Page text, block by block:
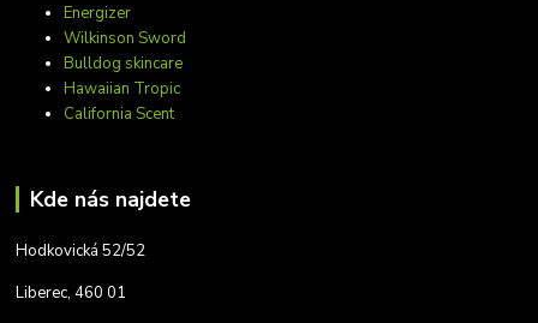
Energizer
Wilkinson Sword
Bulldog skincare
Hawaiian Tropic
California Scent
Kde nás najdete
Hodkovická 52/52
Liberec, 460 01